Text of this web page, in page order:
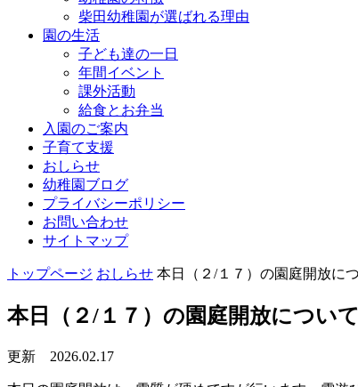
柴田幼稚園が選ばれる理由
園の生活
子ども達の一日
年間イベント
課外活動
給食とお弁当
入園のご案内
子育て支援
おしらせ
幼稚園ブログ
プライバシーポリシー
お問い合わせ
サイトマップ
トップページ おしらせ 本日（２/１７）の園庭開放に
本日（２/１７）の園庭開放について
更新 2026.02.17